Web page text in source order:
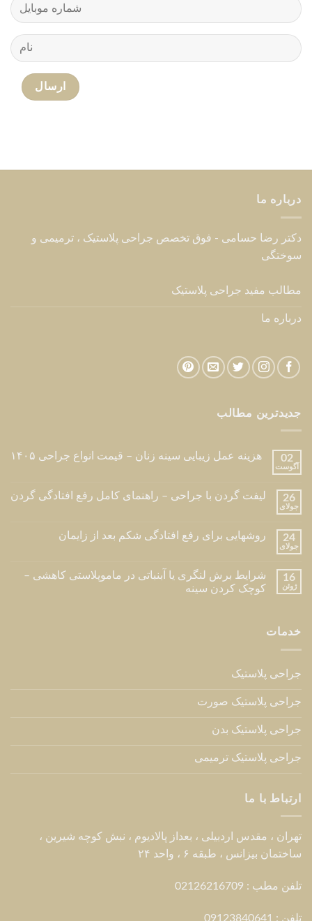
درباره ما
دکتر رضا حسامی - فوق تخصص جراحی پلاستیک ، ترمیمی و
سوختگی
مطالب مفید جراحی پلاستیک
درباره ما
جدیدترین مطالب
02
آگوست
هزینه عمل زیبایی سینه زنان – قیمت انواع جراحی ۱۴۰۵
26
جولای
لیفت گردن با جراحی – راهنمای کامل رفع افتادگی گردن
24
جولای
روشهایی برای رفع افتادگی شکم بعد از زایمان
16
ژوئن
شرایط برش لنگری یا آبنباتی در ماموپلاستی کاهشی –
کوچک کردن سینه
خدمات
جراحی پلاستیک
جراحی پلاستیک صورت
جراحی پلاستیک بدن
جراحی پلاستیک ترمیمی
ارتباط با ما
تهران ، مقدس اردبیلی ، بعداز پالادیوم ، نبش کوچه شیرین ،
ساختمان بیزانس ، طبقه ۶ ، واحد ۲۴
تلفن مطب : 02126216709
تلفن : 09123840641